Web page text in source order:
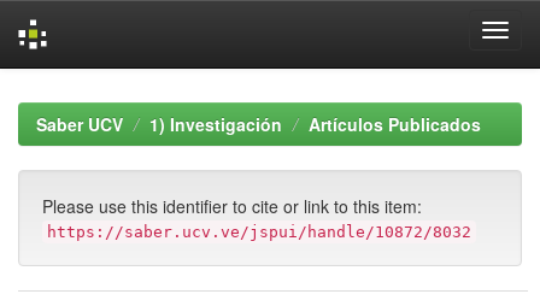
navigationSaber UCV 1) Investigación Artículos Publicados
Please use this identifier to cite or link to this item:
https://saber.ucv.ve/jspui/handle/10872/8032